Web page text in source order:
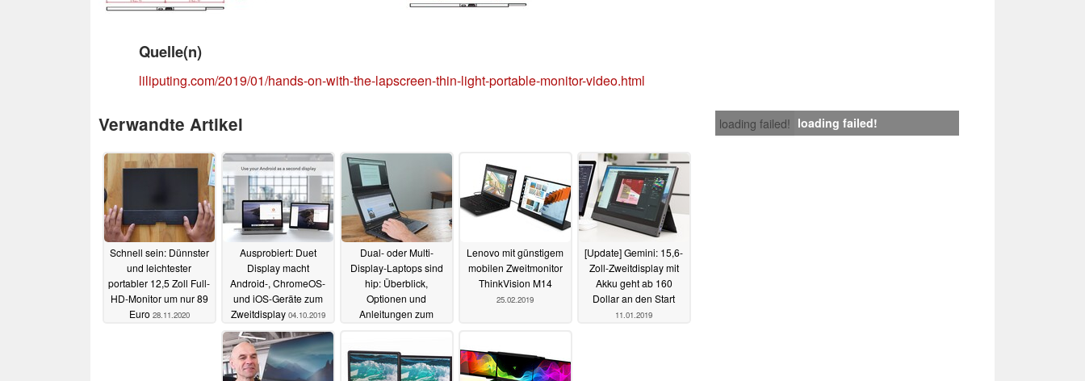
Quelle(n)
liliputing.com/2019/01/hands-on-with-the-lapscreen-thin-light-portable-monitor-video.html
loading failed! loading failed!
Verwandte Artikel
Schnell sein: Dünnster
und leichtester
portabler 12,5 Zoll Full-
HD-Monitor um nur 89
Euro 28.11.2020
Ausprobiert: Duet
Display macht
Android-, ChromeOS-
und iOS-Geräte zum
Zweitdisplay 04.10.2019
Dual- oder Multi-
Display-Laptops sind
hip: Überblick,
Optionen und
Anleitungen zum
Lenovo mit günstigem
mobilen Zweitmonitor
ThinkVision M14
25.02.2019
[Update] Gemini: 15,6-
Zoll-Zweitdisplay mit
Akku geht ab 160
Dollar an den Start
11.01.2019